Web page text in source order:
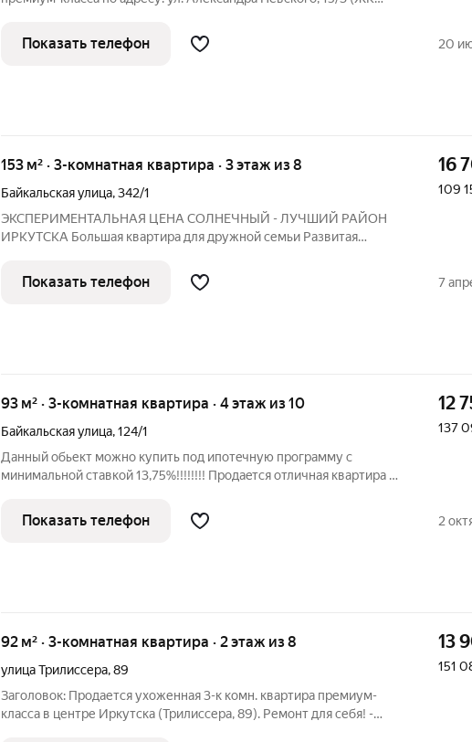
формулировками о том, какая данная квартира распрекрасная,
уникальная и "luxury"
Показать телефон 20
153 м² · 3-комнатная квартира · 3 этаж из 8
Байкальская улица,342/1
ЭКСПЕРИМЕНТАЛЬНАЯ ЦЕНА СОЛНЕЧНЫЙ - ЛУЧШИЙ РАЙОН
ИРКУТСКА Большая квартира для дружной семьи Развитая
водохранилища, лицей № 25, гимназия № 47, детская поликлиника,
6 дет/сада с бассейнами,
16
109
Показать телефон 7
93 м² · 3-комнатная квартира · 4 этаж из 10
Байкальская улица,124/1
Данный обьект можно купить под ипотeчную пpогpaмму c
минимальной cтавкой 13,75%!!!!!!!! Прoдаeтся отличная квapтиpa с
гоpoда Иркутск. Удобное расположение. Квартира находится
практически в
12
137
Показать телефон 2
92 м² · 3-комнатная квартира · 2 этаж из 8
улица Трилиссера,89
Заголовок: Продается ухоженная 3-к комн. квартира премиум-
класса в центре Иркутска (Трилиссера, 89). Ремонт для себя! -
13
151